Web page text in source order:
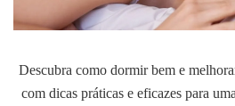
Descubra como dormir bem e
com dicas práticas e eficazes para